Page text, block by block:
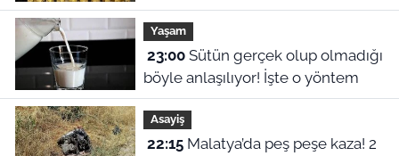
rakamları açıkladı! 9 Ağustos 2026
Yaşam
23:00Sütün gerçek olup olmadığı
böyle anlaşılıyor! İşte o yöntem
Asayiş
22:15Malatya’da peş peşe kaza! 2